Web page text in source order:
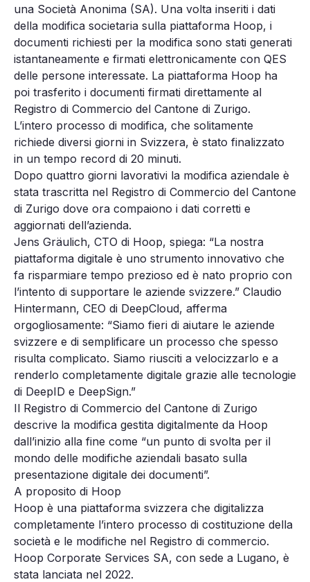
una Società Anonima (SA). Una volta inseriti i dati
della modifica societaria sulla piattaforma Hoop, i
documenti richiesti per la modifica sono stati generati
istantaneamente e firmati elettronicamente con QES
delle persone interessate. La piattaforma Hoop ha
poi trasferito i documenti firmati direttamente al
Registro di Commercio del Cantone di Zurigo.
L’intero processo di modifica, che solitamente
richiede diversi giorni in Svizzera, è stato finalizzato
in un tempo record di 20 minuti.
Dopo quattro giorni lavorativi la modifica aziendale è
stata trascritta nel Registro di Commercio del Cantone
di Zurigo dove ora compaiono i dati corretti e
aggiornati dell’azienda.
Jens Gräulich, CTO di Hoop, spiega: “La nostra
piattaforma digitale è uno strumento innovativo che
fa risparmiare tempo prezioso ed è nato proprio con
l’intento di supportare le aziende svizzere.” Claudio
Hintermann, CEO di DeepCloud, afferma
orgogliosamente: “Siamo fieri di aiutare le aziende
svizzere e di semplificare un processo che spesso
risulta complicato. Siamo riusciti a velocizzarlo e a
renderlo completamente digitale grazie alle tecnologie
di DeepID e DeepSign.”
Il Registro di Commercio del Cantone di Zurigo
descrive la modifica gestita digitalmente da Hoop
dall’inizio alla fine come “un punto di svolta per il
mondo delle modifiche aziendali basato sulla
presentazione digitale dei documenti”.
A proposito di Hoop
Hoop è una piattaforma svizzera che digitalizza
completamente l’intero processo di costituzione della
società e le modifiche nel Registro di commercio.
Hoop Corporate Services SA, con sede a Lugano, è
stata lanciata nel 2022.